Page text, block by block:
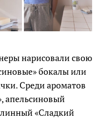
нарисовали свою
бокалы или
Среди ароматов
апельсиновый
«Сладкий